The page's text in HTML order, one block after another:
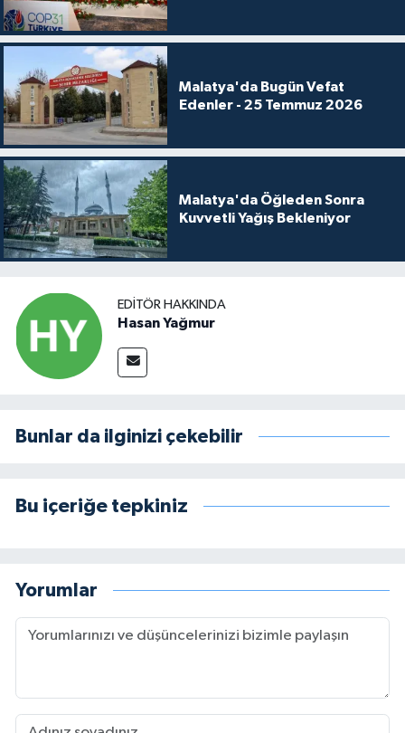
Malatya'da Bugün Vefat
Edenler - 25 Temmuz 2026
Malatya'da Öğleden Sonra
Kuvvetli Yağış Bekleniyor
EDITÖR HAKKINDA
Hasan Yağmur
Bunlar da ilginizi çekebilir
Bu içeriğe tepkiniz
Yorumlar